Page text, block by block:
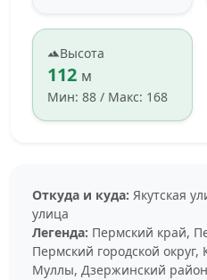
Высота
112 м
Мин: 88 / Макс: 168
Откуда и куда: Якутская
улица
Легенда: Пермский край,
Пермский городской
Муллы, Дзержинский